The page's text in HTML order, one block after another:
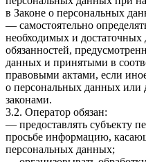
в Законе о персональных
— самостоятельно
необходимых и достаточных
обязанностей,
данных и принятыми в
правовыми актами, если
о персональных данных или
законами.
3.2. Оператор обязан:
— предоставлять субъекту
просьбе информацию,
персональных данных;